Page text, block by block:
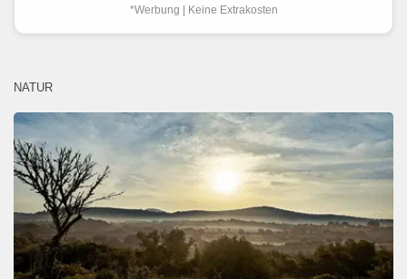
*Werbung | Keine Extrakosten
NATUR